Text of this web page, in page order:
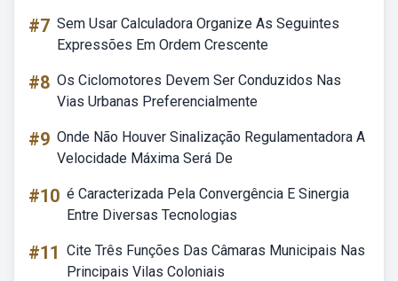
#7 Sem Usar Calculadora Organize As Seguintes
Expressões Em Ordem Crescente
#8 Os Ciclomotores Devem Ser Conduzidos Nas
Vias Urbanas Preferencialmente
#9 Onde Não Houver Sinalização Regulamentadora A
Velocidade Máxima Será De
#10 é Caracterizada Pela Convergência E Sinergia
Entre Diversas Tecnologias
#11 Cite Três Funções Das Câmaras Municipais Nas
Principais Vilas Coloniais